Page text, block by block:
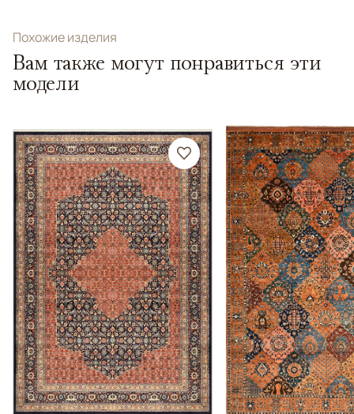
Похожие изделия
Вам также могут понравиться эти
модели